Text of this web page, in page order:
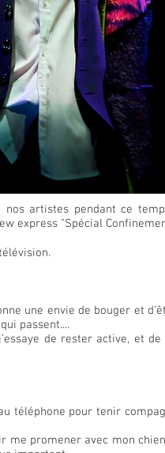
nos artistes pendant ce
express "Spécial
une envie de bouger et
passent....
de rester active, et
téléphone pour tenir
me promener avec mon